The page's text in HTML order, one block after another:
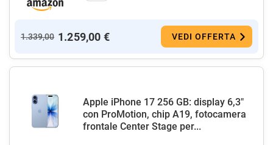
1.339,00 1.259,00 € VEDI OFFERTA
Apple iPhone 17 256 GB: display 6,3"
con ProMotion, chip A19, fotocamera
frontale Center Stage per...